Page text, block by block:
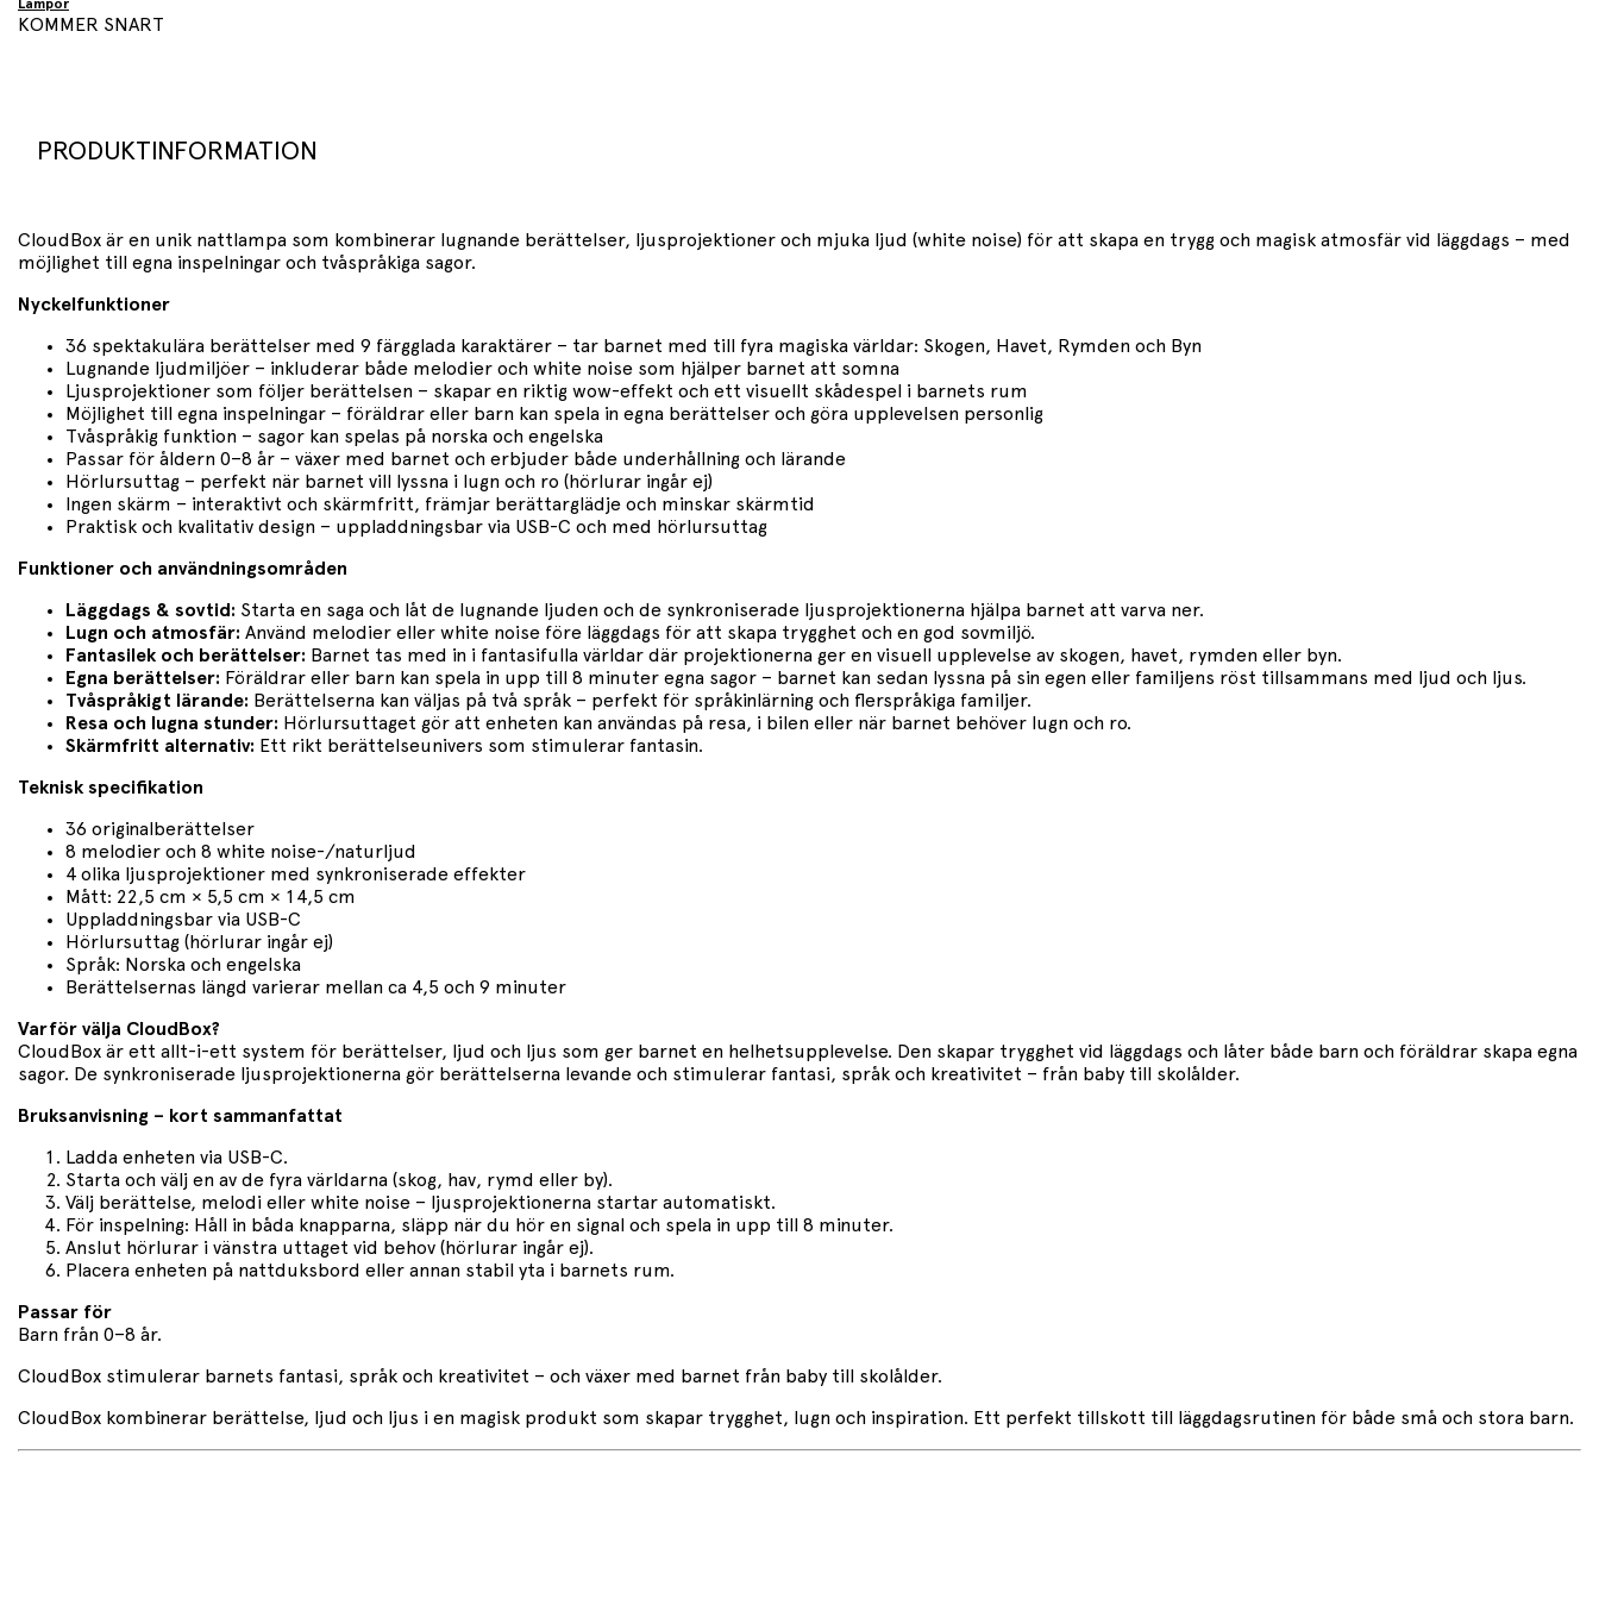
Lampor
KOMMER SNART
PRODUKTINFORMATION
CloudBox är en unik nattlampa som kombinerar lugnande berättelser, ljusprojektioner och mjuka ljud (white noise) för att skapa en trygg och magisk atmosfär vid läggdags – med
möjlighet till egna inspelningar och tvåspråkiga sagor.
Nyckelfunktioner
36 spektakulära berättelser med 9 färgglada karaktärer – tar barnet med till fyra magiska världar: Skogen, Havet, Rymden och Byn
Lugnande ljudmiljöer – inkluderar både melodier och white noise som hjälper barnet att somna
Ljusprojektioner som följer berättelsen – skapar en riktig wow-effekt och ett visuellt skådespel i barnets rum
Möjlighet till egna inspelningar – föräldrar eller barn kan spela in egna berättelser och göra upplevelsen personlig
Tvåspråkig funktion – sagor kan spelas på norska och engelska
Passar för åldern 0–8 år – växer med barnet och erbjuder både underhållning och lärande
Hörlursuttag – perfekt när barnet vill lyssna i lugn och ro (hörlurar ingår ej)
Ingen skärm – interaktivt och skärmfritt, främjar berättarglädje och minskar skärmtid
Praktisk och kvalitativ design – uppladdningsbar via USB-C och med hörlursuttag
Funktioner och användningsområden
Läggdags & sovtid: Starta en saga och låt de lugnande ljuden och de synkroniserade ljusprojektionerna hjälpa barnet att varva ner.
Lugn och atmosfär: Använd melodier eller white noise före läggdags för att skapa trygghet och en god sovmiljö.
Fantasilek och berättelser: Barnet tas med in i fantasifulla världar där projektionerna ger en visuell upplevelse av skogen, havet, rymden eller byn.
Egna berättelser: Föräldrar eller barn kan spela in upp till 8 minuter egna sagor – barnet kan sedan lyssna på sin egen eller familjens röst tillsammans med ljud och ljus.
Tvåspråkigt lärande: Berättelserna kan väljas på två språk – perfekt för språkinlärning och flerspråkiga familjer.
Resa och lugna stunder: Hörlursuttaget gör att enheten kan användas på resa, i bilen eller när barnet behöver lugn och ro.
Skärmfritt alternativ: Ett rikt berättelseunivers som stimulerar fantasin.
Teknisk specifikation
36 originalberättelser
8 melodier och 8 white noise-/naturljud
4 olika ljusprojektioner med synkroniserade effekter
Mått: 22,5 cm × 5,5 cm × 14,5 cm
Uppladdningsbar via USB-C
Hörlursuttag (hörlurar ingår ej)
Språk: Norska och engelska
Berättelsernas längd varierar mellan ca 4,5 och 9 minuter
Varför välja CloudBox?
CloudBox är ett allt-i-ett system för berättelser, ljud och ljus som ger barnet en helhetsupplevelse. Den skapar trygghet vid läggdags och låter både barn och föräldrar skapa egna
sagor. De synkroniserade ljusprojektionerna gör berättelserna levande och stimulerar fantasi, språk och kreativitet – från baby till skolålder.
Bruksanvisning – kort sammanfattat
Ladda enheten via USB-C.
Starta och välj en av de fyra världarna (skog, hav, rymd eller by).
Välj berättelse, melodi eller white noise – ljusprojektionerna startar automatiskt.
För inspelning: Håll in båda knapparna, släpp när du hör en signal och spela in upp till 8 minuter.
Anslut hörlurar i vänstra uttaget vid behov (hörlurar ingår ej).
Placera enheten på nattduksbord eller annan stabil yta i barnets rum.
Passar för
Barn från 0–8 år.
CloudBox stimulerar barnets fantasi, språk och kreativitet – och växer med barnet från baby till skolålder.
CloudBox kombinerar berättelse, ljud och ljus i en magisk produkt som skapar trygghet, lugn och inspiration. Ett perfekt tillskott till läggdagsrutinen för både små och stora barn.